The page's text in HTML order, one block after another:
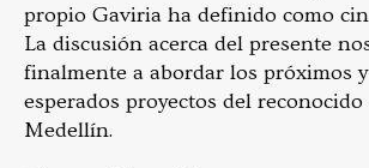
propio Gaviria ha definido como
La discusión acerca del presente
finalmente a abordar los próximos
esperados proyectos del reconocido
Medellín.